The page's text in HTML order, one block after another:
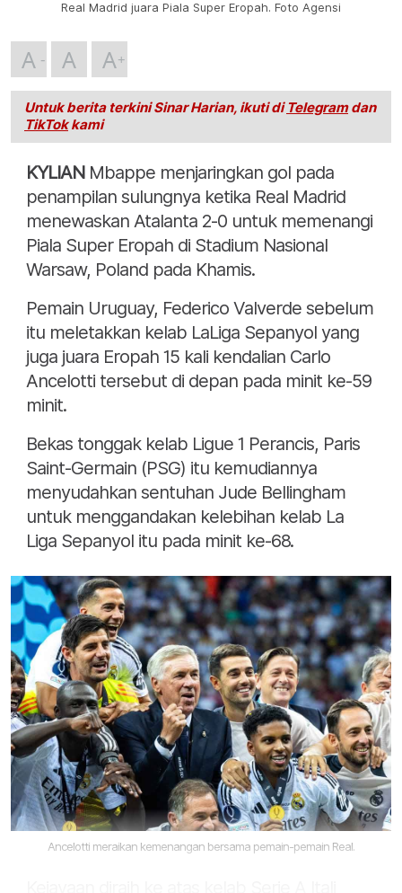
Real Madrid juara Piala Super Eropah. Foto Agensi
A A A
Untuk berita terkini Sinar Harian, ikuti di Telegramdan
TikTokkami
KYLIANMbappe menjaringkan gol pada
penampilan sulungnya ketika Real Madrid
menewaskan Atalanta 2-0 untuk memenangi
Piala Super Eropah di Stadium Nasional
Warsaw, Poland pada Khamis.
Pemain Uruguay, Federico Valverde sebelum
itu meletakkan kelab LaLiga Sepanyol yang
juga juara Eropah 15 kali kendalian Carlo
Ancelotti tersebut di depan pada minit ke-59
minit.
Bekas tonggak kelab Ligue 1 Perancis, Paris
Saint-Germain (PSG) itu kemudiannya
menyudahkan sentuhan Jude Bellingham
untuk menggandakan kelebihan kelab La
Liga Sepanyol itu pada minit ke-68.
Ancelotti meraikan kemenangan bersama pemain-pemain Real.